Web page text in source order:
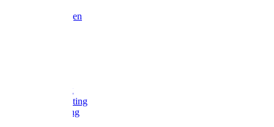
Aanlegringen
Voetketting
Scheepsketting
Victorketting